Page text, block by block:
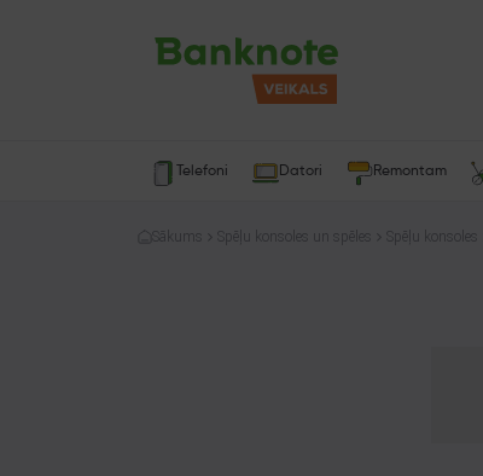
Telefoni Datori Remontam
Sākums Spēļu konsoles un spēles Spēļu konsoles